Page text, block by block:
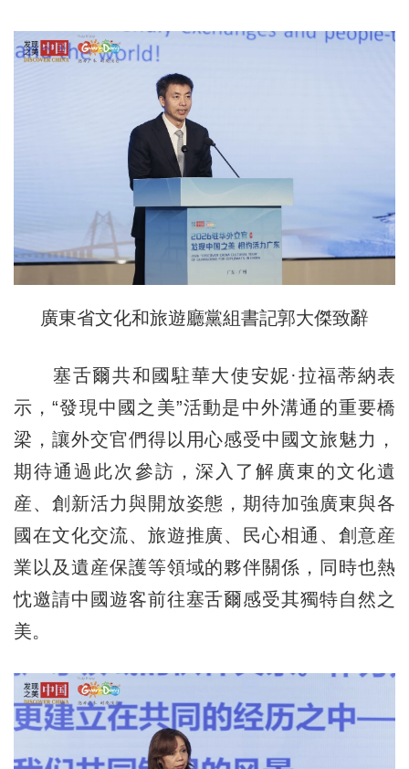
廣東省文化和旅遊廳黨組書記郭大傑致辭
塞舌爾共和國駐華大使安妮·拉福蒂納表
示，“發現中國之美”活動是中外溝通的重要橋
梁，讓外交官們得以用心感受中國文旅魅力，
期待通過此次參訪，深入了解廣東的文化遺
産、創新活力與開放姿態，期待加強廣東與各
國在文化交流、旅遊推廣、民心相通、創意産
業以及遺産保護等領域的夥伴關係，同時也熱
忱邀請中國遊客前往塞舌爾感受其獨特自然之
美。